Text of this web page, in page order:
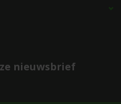
nieuwsbrief